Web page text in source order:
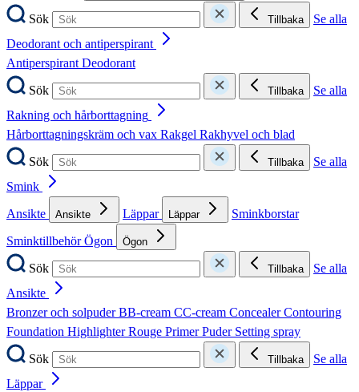
Sök
Tillbaka
Se alla
Deodorant och antiperspirant
AntiperspirantDeodorant
Sök
Tillbaka
Se alla
Rakning och hårborttagning
Hårborttagningskräm och vax Rakgel Rakhyvel och blad
Sök
Tillbaka
Se alla
Smink
Ansikte
Ansikte Läppar Läppar
Sminkborstar
SminktillbehörÖgon Ögon
Sök Tillbaka
Se alla
Ansikte
Bronzer och solpuderBB-cream CC-cream ConcealerContouring
Foundation HighlighterRouge PrimerPuder Setting spray
Sök
Tillbaka
Se alla
Läppar